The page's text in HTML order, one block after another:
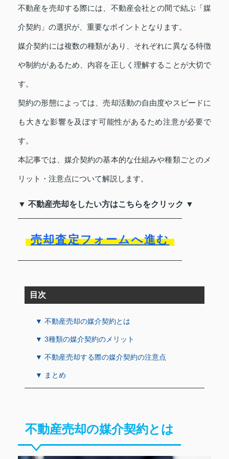
不動産を売却する際には、不動産会社との間で結ぶ「媒
介契約」の選択が、重要なポイントとなります。
媒介契約には複数の種類があり、それぞれに異なる特徴
や制約があるため、内容を正しく理解することが大切で
す。
契約の形態によっては、売却活動の自由度やスピードに
も大きな影響を及ぼす可能性があるため注意が必要で
す。
本記事では、媒介契約の基本的な仕組みや種類ごとのメ
リット・注意点について解説します。
▼ 不動産売却をしたい方はこちらをクリック ▼
売却査定フォームへ進む
目次
▼ 不動産売却の媒介契約とは
▼ 3種類の媒介契約のメリット
▼ 不動産売却する際の媒介契約の注意点
▼ まとめ
不動産売却の媒介契約とは